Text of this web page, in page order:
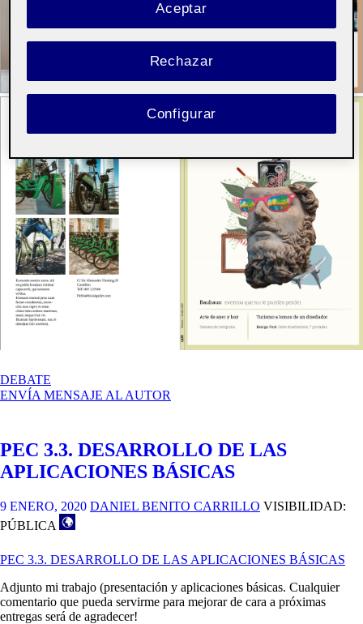
DEBATE
PORTADA
ENVÍA MENSAJE AL AUTOR
PEC 3.3. DESARROLLO DE LAS
APLICACIONES BÁSICAS
9 ENERO, 2020 DANIEL BENITO CARRILLO VISIBILIDAD:
PÚBLICA
PEC 3.3. DESARROLLO DE LAS APLICACIONES BÁSICAS
Adjunto mi trabajo (presentación y aplicaciones básicas. Cualquier
comentario que pueda servirme para mejorar de cara a próximas
entregas será de agradecer!
Rechazar
Aceptar
Configurar